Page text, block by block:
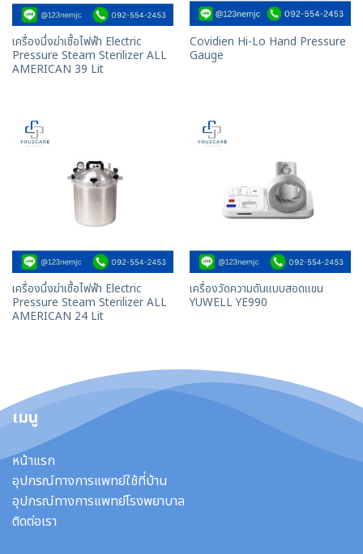
เครื่องนึ่งฆ่าเชื้อไฟฟ้า Electric
Pressure Steam Sterilizer ALL
AMERICAN 39 Lit
Covidien Hi-Lo Hand Pressure
Gauge
เครื่องนึ่งฆ่าเชื้อไฟฟ้า Electric
Pressure Steam Sterilizer ALL
AMERICAN 24 Lit
เครื่องวัดความดันแบบสอดแขน
YUWELL YE990
เมนู
หน้าแรก
อุปกรณ์ทางการแพทย์ใช้ที่บ้าน
อุปกรณ์ทางการแพทย์โรงพยาบาล
ติดต่อเรา